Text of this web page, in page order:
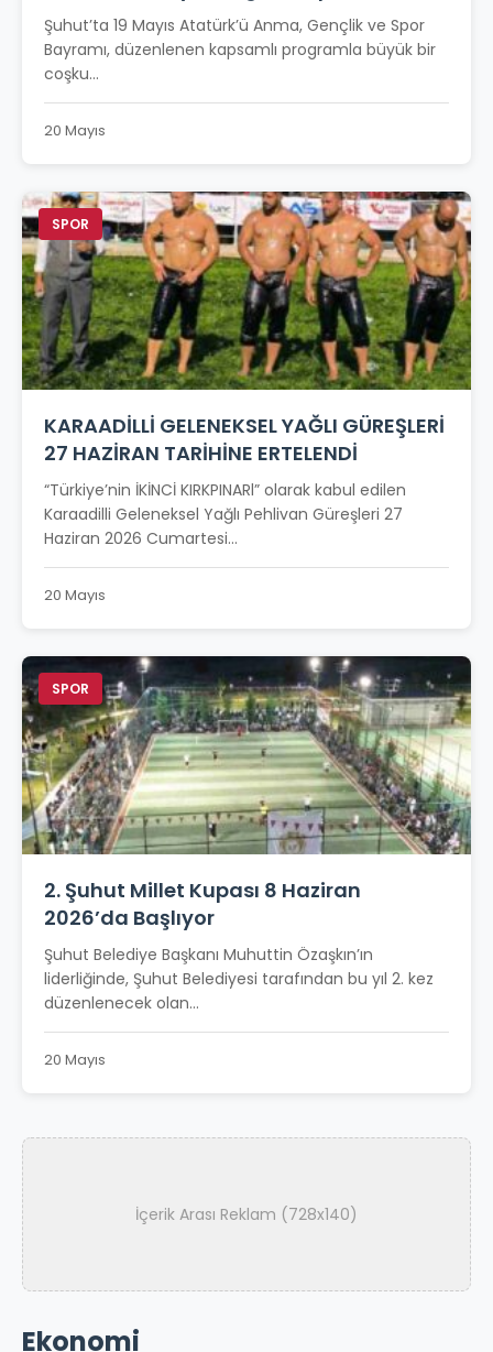
Şuhut’ta 19 Mayıs Atatürk’ü Anma, Gençlik ve Spor
Bayramı, düzenlenen kapsamlı programla büyük bir
coşku...
20 Mayıs
SPOR
KARAADİLLİ GELENEKSEL YAĞLI GÜREŞLERİ
27 HAZİRAN TARİHİNE ERTELENDİ
“Türkiye’nin İKİNCİ KIRKPINARl” olarak kabul edilen
Karaadilli Geleneksel Yağlı Pehlivan Güreşleri 27
Haziran 2026 Cumartesi...
20 Mayıs
SPOR
2. Şuhut Millet Kupası 8 Haziran
2026’da Başlıyor
Şuhut Belediye Başkanı Muhuttin Özaşkın’ın
liderliğinde, Şuhut Belediyesi tarafından bu yıl 2. kez
düzenlenecek olan...
20 Mayıs
İçerik Arası Reklam (728x140)
Ekonomi